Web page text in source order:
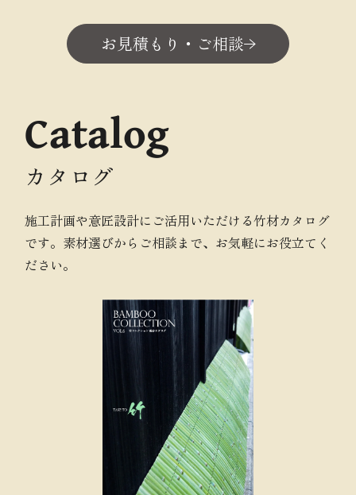
お見積もり・ご相談
Catalog
カタログ
施工計画や意匠設計にご活用いただける竹材カタログ
です。素材選びからご相談まで、お気軽にお役立てく
ださい。